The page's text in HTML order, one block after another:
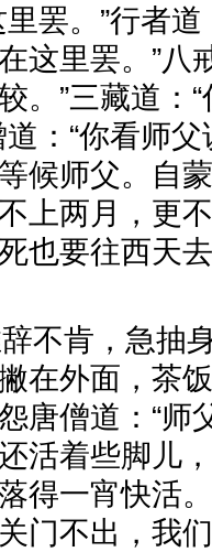
罢。”行者
这里罢。”八
。”三藏道：
：“你看师
候师父。自
上两月，更
也要往西天
不肯，急抽
在外面，茶
唐僧道：“师
活着些脚儿
得一宵快活
门不出，我